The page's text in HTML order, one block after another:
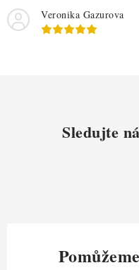
Veronika Gazurova
Sledujte